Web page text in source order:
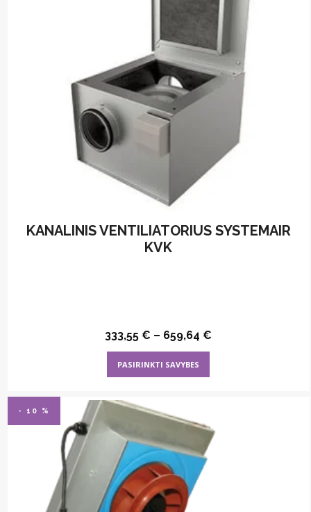
KANALINIS VENTILIATORIUS SYSTEMAIR
KVK
333,55 € – 659,64 €
PASIRINKTI SAVYBES
product
variants.
The
- 10 %